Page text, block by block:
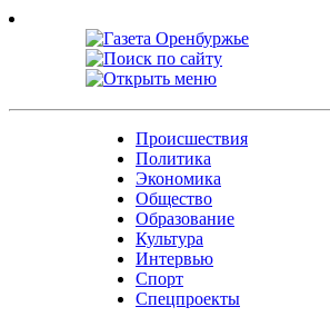
Skip
Происшествия
Политика
Экономика
Общество
Образование
Культура
Интервью
Спорт
Спецпроекты